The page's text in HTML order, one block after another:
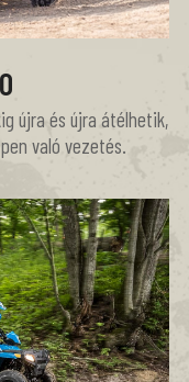
újra és újra átélhetik,
való vezetés.